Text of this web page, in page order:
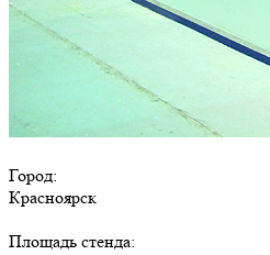
Город:
Красноярск
Площадь стенда: